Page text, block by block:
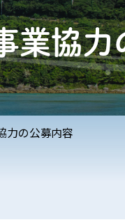
協力
の公募内容